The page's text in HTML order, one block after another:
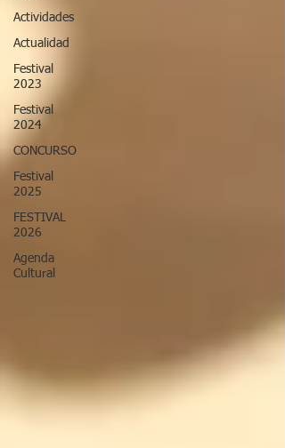
Actividades
Actualidad
Festival
2023
Festival
2024
CONCURSO
Festival
2025
FESTIVAL
2026
Agenda
Cultural